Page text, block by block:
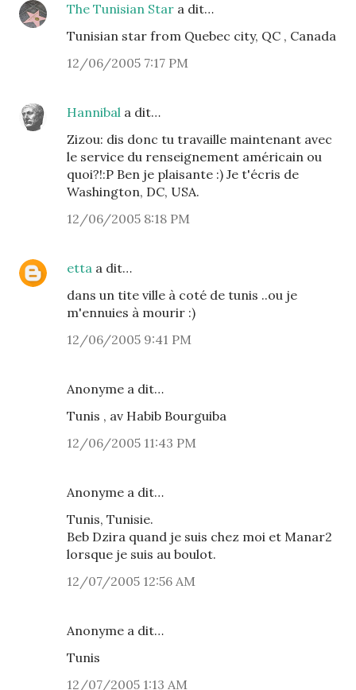
The Tunisian Star a dit…
Tunisian star from Quebec city, QC , Canada
12/06/2005 7:17 PM
Hannibal a dit…
Zizou: dis donc tu travaille maintenant avec
le service du renseignement américain ou
quoi?!:P Ben je plaisante :) Je t'écris de
Washington, DC, USA.
12/06/2005 8:18 PM
etta a dit…
dans un tite ville à coté de tunis ..ou je
m'ennuies à mourir :)
12/06/2005 9:41 PM
Anonyme a dit…
Tunis , av Habib Bourguiba
12/06/2005 11:43 PM
Anonyme a dit…
Tunis, Tunisie.
Beb Dzira quand je suis chez moi et Manar2
lorsque je suis au boulot.
12/07/2005 12:56 AM
Anonyme a dit…
Tunis
12/07/2005 1:13 AM